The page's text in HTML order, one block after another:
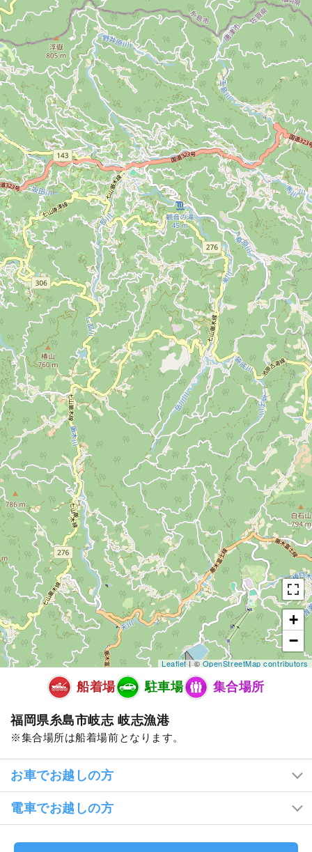
+
−
Leaflet| ©OpenStreetMap contributors
船着場 駐車場 集合場所
福岡県糸島市岐志 岐志漁港
集合場所は船着場前となります。
お車でお越しの方
電車でお越しの方